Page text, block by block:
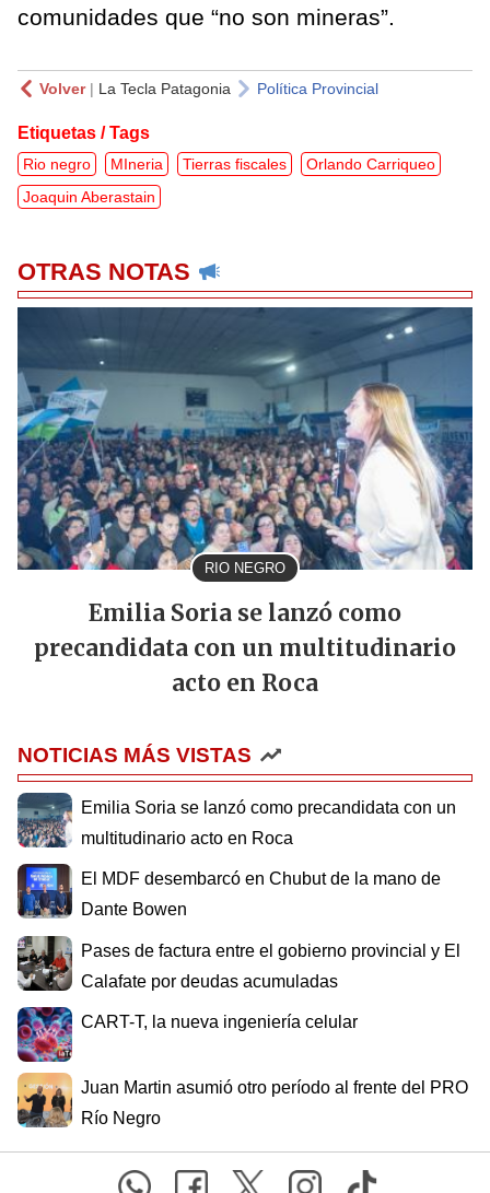
comunidades que “no son mineras”.
Volver| La Tecla Patagonia Política Provincial
Etiquetas / Tags
Rio negro MIneria Tierras fiscales
Orlando Carriqueo
Joaquin Aberastain
OTRAS NOTAS
RIO NEGRO
Emilia Soria se lanzó como
precandidata con un multitudinario
acto en Roca
NOTICIAS MÁS VISTAS
Emilia Soria se lanzó como precandidata con un
multitudinario acto en Roca
El MDF desembarcó en Chubut de la mano de
Dante Bowen
Pases de factura entre el gobierno provincial y El
Calafate por deudas acumuladas
CART-T, la nueva ingeniería celular
Juan Martin asumió otro período al frente del PRO
Río Negro